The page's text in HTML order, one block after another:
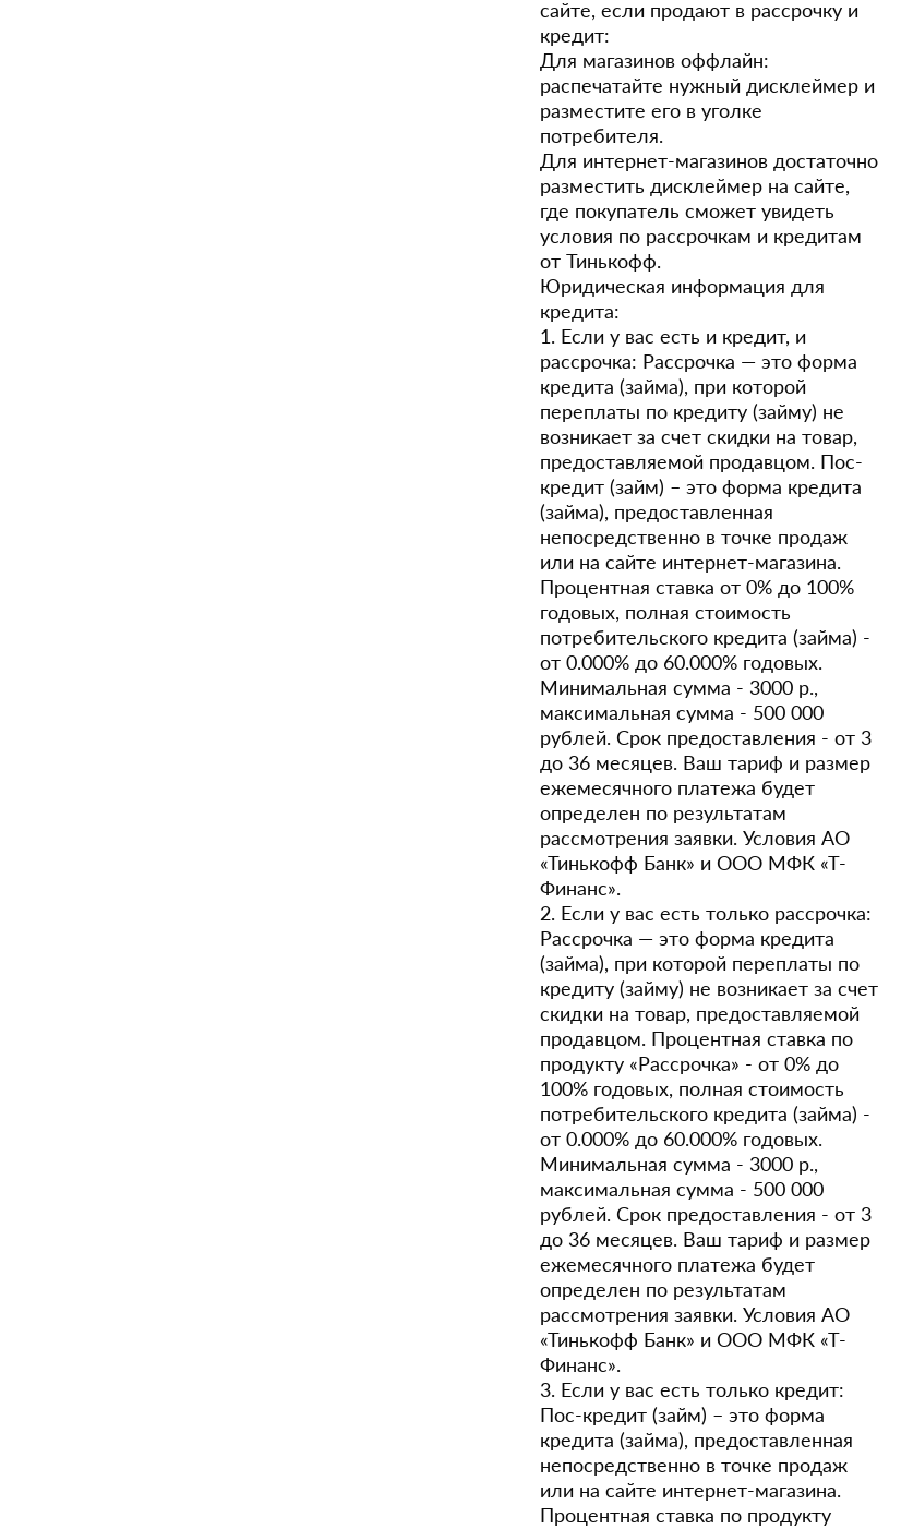
сайте, если продают в рассрочку и
кредит:
Для магазинов оффлайн:
распечатайте нужный дисклеймер и
разместите его в уголке
потребителя.
Для интернет-магазинов достаточно
разместить дисклеймер на сайте,
где покупатель сможет увидеть
условия по рассрочкам и кредитам
от Тинькофф.
Юридическая информация для
кредита:
1. Если у вас есть и кредит, и
рассрочка: Рассрочка — это форма
кредита (займа), при которой
переплаты по кредиту (займу) не
возникает за счет скидки на товар,
предоставляемой продавцом. Пос-
кредит (займ) – это форма кредита
(займа), предоставленная
непосредственно в точке продаж
или на сайте интернет-магазина.
Процентная ставка от 0% до 100%
годовых, полная стоимость
потребительского кредита (займа) -
от 0.000% до 60.000% годовых.
Минимальная сумма - 3000 р.,
максимальная сумма - 500 000
рублей. Срок предоставления - от 3
до 36 месяцев. Ваш тариф и размер
ежемесячного платежа будет
определен по результатам
рассмотрения заявки. Условия АО
«Тинькофф Банк» и ООО МФК «Т-
Финанс».
2. Если у вас есть только рассрочка:
Рассрочка — это форма кредита
(займа), при которой переплаты по
кредиту (займу) не возникает за счет
скидки на товар, предоставляемой
продавцом. Процентная ставка по
продукту «Рассрочка» - от 0% до
100% годовых, полная стоимость
потребительского кредита (займа) -
от 0.000% до 60.000% годовых.
Минимальная сумма - 3000 р.,
максимальная сумма - 500 000
рублей. Срок предоставления - от 3
до 36 месяцев. Ваш тариф и размер
ежемесячного платежа будет
определен по результатам
рассмотрения заявки. Условия АО
«Тинькофф Банк» и ООО МФК «Т-
Финанс».
3. Если у вас есть только кредит:
Пос-кредит (займ) – это форма
кредита (займа), предоставленная
непосредственно в точке продаж
или на сайте интернет-магазина.
Процентная ставка по продукту